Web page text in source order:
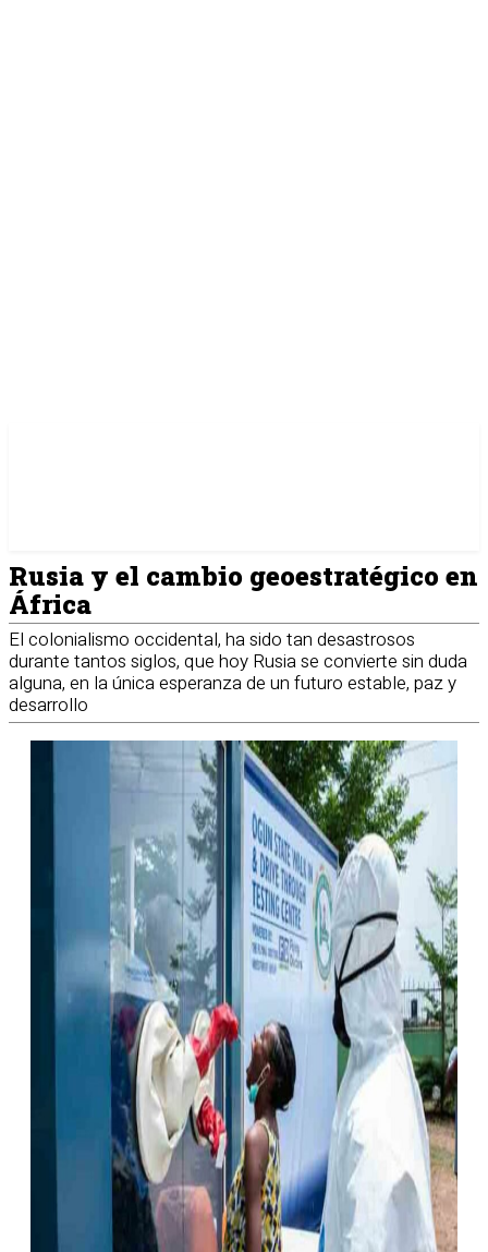
Rusia y el cambio geoestratégico en
África
El colonialismo occidental, ha sido tan desastrosos
durante tantos siglos, que hoy Rusia se convierte sin duda
alguna, en la única esperanza de un futuro estable, paz y
desarrollo